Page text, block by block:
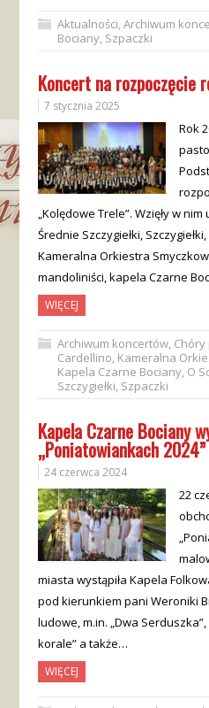
Aktualności,Archiwum
Bociany, Szpaczki
Koncert na rozpoczęcie
7 stycznia 2025
Rok
„Kolędowe Trele”. Wzięły w nim
Średnie Szczygiełki,
Kameralna Orkiestra
mandoliniści, kapela Czarne
WIĘCEJ
Archiwum koncertów,
Cardellino, Kameralna
Kapela Czarne Bociany, O
Szczygiełki, Szpaczki
Kapela Czarne Bociany
„Poniatowiankach 2024”
24 czerwca 2024
22
miasta wystąpiła Kapela
pod kierunkiem pani Weroniki
ludowe, m.in. „Dwa
korale” a także…
WIĘCEJ